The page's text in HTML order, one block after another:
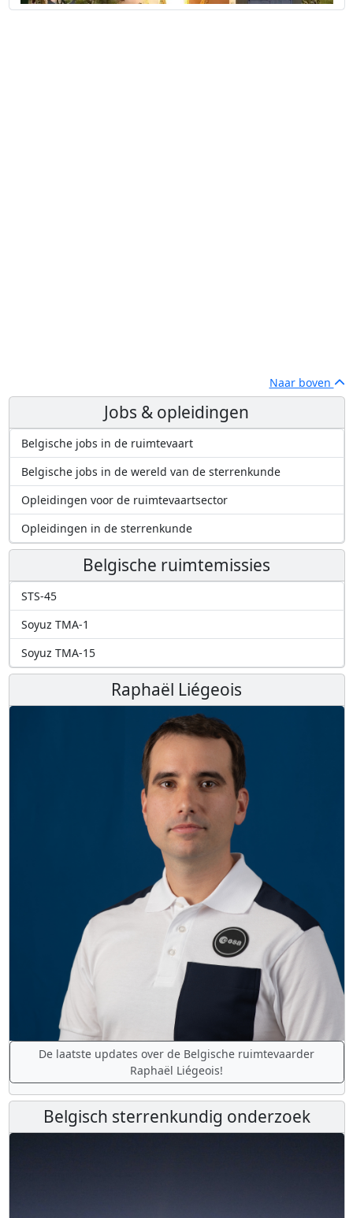
Naar boven
Jobs & opleidingen
Belgische jobs in de ruimtevaart
Belgische jobs in de wereld van de sterrenkunde
Opleidingen voor de ruimtevaartsector
Opleidingen in de sterrenkunde
Belgische ruimtemissies
STS-45
Soyuz TMA-1
Soyuz TMA-15
Raphaël Liégeois
De laatste updates over de Belgische ruimtevaarder
Raphaël Liégeois!
Belgisch sterrenkundig onderzoek